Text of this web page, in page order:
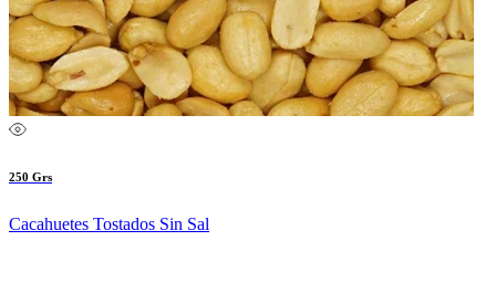
250 Grs
Cacahuetes Tostados Sin Sal